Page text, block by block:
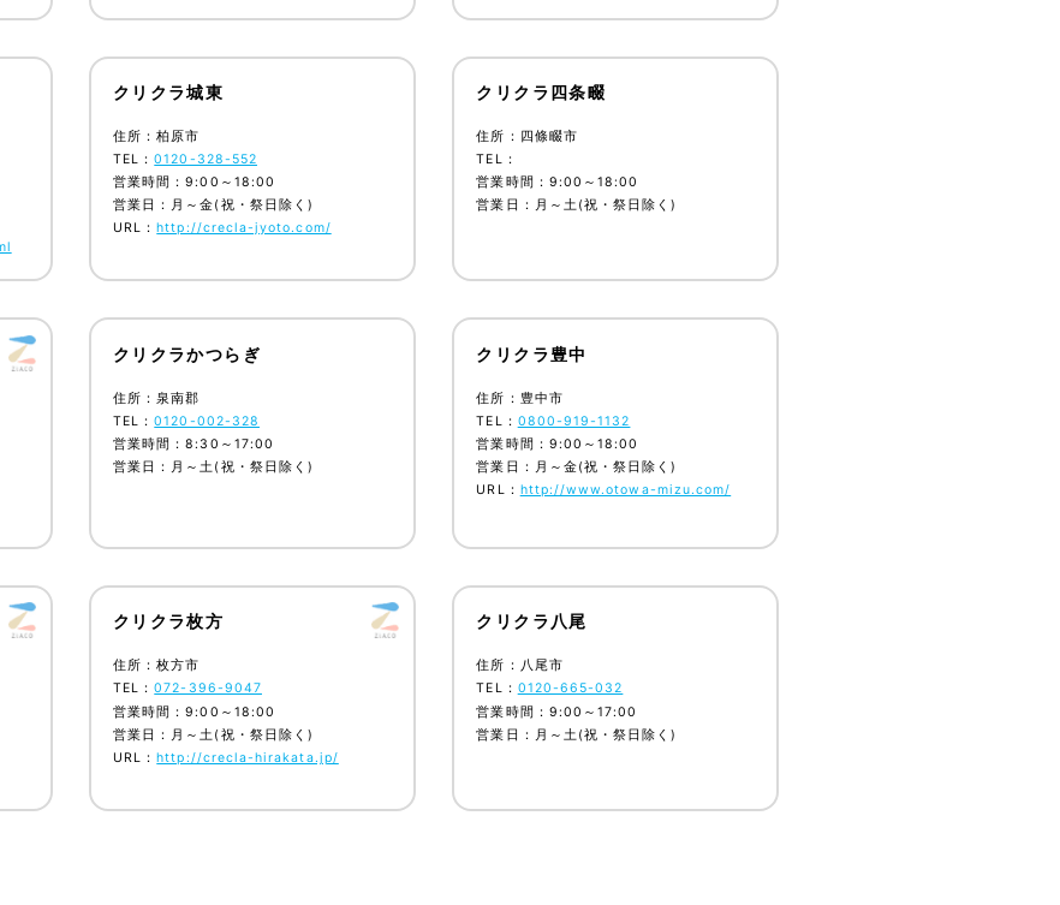
クリクラ城東
住所：柏原市
TEL：0120-328-552
営業時間：9:00～18:00
営業日：月～金(祝・祭日除く)
URL： http://crecla-jyoto.com/
クリクラ四条畷
住所：四條畷市
TEL：
営業時間：9:00～18:00
営業日：月～土(祝・祭日除く)
クリクラかつらぎ
住所：泉南郡
TEL：0120-002-328
営業時間：8:30～17:00
営業日：月～土(祝・祭日除く)
クリクラ豊中
住所：豊中市
TEL： 0800-919-1132
営業時間：9:00～18:00
営業日：月～金(祝・祭日除く)
URL： http://www.otowa-mizu.com/
クリクラ枚方
住所：枚方市
TEL：072-396-9047
営業時間：9:00～18:00
営業日：月～土(祝・祭日除く)
URL：http://crecla-hirakata.jp/
クリクラ八尾
住所：八尾市
TEL： 0120-665-032
営業時間：9:00～17:00
営業日：月～土(祝・祭日除く)